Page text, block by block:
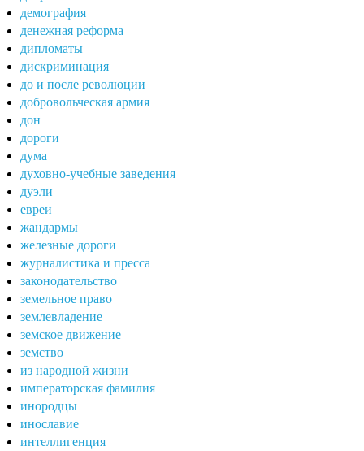
демография
денежная реформа
дипломаты
дискриминация
до и после революции
добровольческая армия
дон
дороги
дума
духовно-учебные заведения
дуэли
евреи
жандармы
железные дороги
журналистика и пресса
законодательство
земельное право
землевладение
земское движение
земство
из народной жизни
императорская фамилия
инородцы
инославие
интеллигенция